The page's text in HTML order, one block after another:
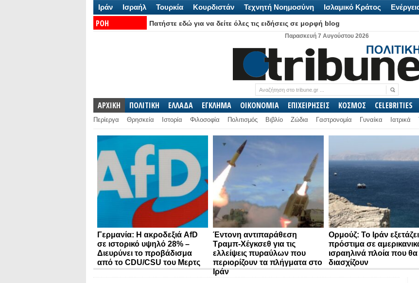
Ιράν Ισραήλ Τουρκία Κουρδιστάν Τεχνητή Νοημοσύνη Ισλαμικό Κράτος
ΡΟΗ
Πατήστε εδώ για να δείτε όλες τις ειδήσεις σε μορφή blog
Παρασκευή 7 Αυγούστου 2026
ΑΡΧΙΚΗ ΠΟΛΙΤΙΚΗ ΕΛΛΑΔΑ ΕΓΚΛΗΜΑ ΟΙΚΟΝΟΜΙΑ ΕΠΙΧΕΙΡΗΣΕΙΣ ΚΟΣΜΟΣ CELEBRITIES
Περίεργα Θρησκεία Ιστορία Φιλοσοφία Πολιτισμός Βιβλίο Ζώδια Γαστρονομία Γυναίκα Ιατρικά
Γερμανία: Η ακροδεξιά AfD
σε ιστορικό υψηλό 28% –
Διευρύνει το προβάδισμα
από το CDU/CSU του Μερτς
Έντονη αντιπαράθεση
Τραμπ-Χέγκσεθ για τις
ελλείψεις πυραύλων που
περιορίζουν τα πλήγματα στο
Ιράν
Ορμούζ: Το Ιράν εξετάζει
πρόστιμα σε
ισραηλινά πλοία που θα
διασχίζουν